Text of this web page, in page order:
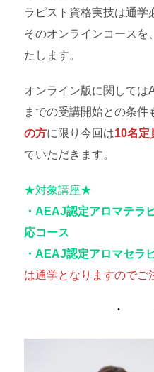
ラピスト資格実技は通学
そのオンラインコースを、
たします。
オンライン版に関しては
までの受講開始との条件
の方に限り今回は10名定
ていただきます。
★対象講座★
・AEAJ認定アロマテラ
応コース
・AEAJ認定アロマセラ
は通学となりますのでご